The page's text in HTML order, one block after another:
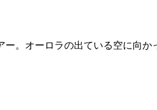
。オーロラの出ている空に向